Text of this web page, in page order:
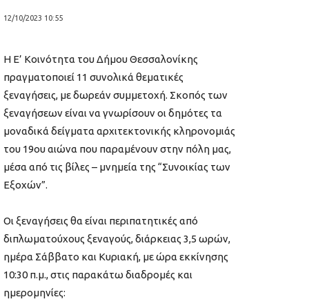
12/10/2023 10:55
Η Ε’ Κοινότητα του Δήμου Θεσσαλονίκης
πραγματοποιεί 11 συνολικά θεματικές
ξεναγήσεις, με δωρεάν συμμετοχή. Σκοπός των
ξεναγήσεων είναι να γνωρίσουν οι δημότες τα
μοναδικά δείγματα αρχιτεκτονικής κληρονομιάς
του 19ου αιώνα που παραμένουν στην πόλη μας,
μέσα από τις βίλες – μνημεία της “Συνοικίας των
Εξοχών”.
Οι ξεναγήσεις θα είναι περιπατητικές από
διπλωματούχους ξεναγούς, διάρκειας 3,5 ωρών,
ημέρα Σάββατο και Κυριακή, με ώρα εκκίνησης
10:30 π.μ., στις παρακάτω διαδρομές και
ημερομηνίες: